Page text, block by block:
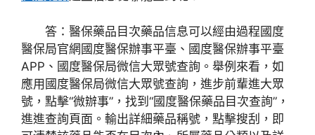
答：醫保藥品目次藥品信息可以經由過程國度
醫保局官網國度醫保辦事平臺、國度醫保辦事平臺
APP、國度醫保局微信大眾號查詢。舉例來看，如
應用國度醫保局微信大眾號查詢，進步前輩進大眾
號，點擊“微辦事”，找到“國度醫保藥品目次查詢”，
進進查詢頁面。輸出詳細藥品稱號，點擊搜刮，即